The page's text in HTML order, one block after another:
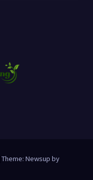
Theme: Newsup by